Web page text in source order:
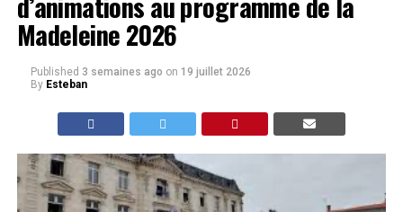
Madeleine 2026
Published 3 semaines ago on 19 juillet 2026
By Esteban